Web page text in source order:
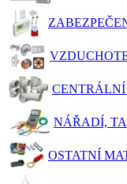
NÁŘADÍ,
OSTATNÍ